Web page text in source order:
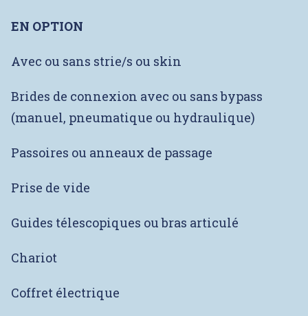
EN OPTION
Avec ou sans strie/s ou skin
Brides de connexion avec ou sans bypass
(manuel, pneumatique ou hydraulique)
Passoires ou anneaux de passage
Prise de vide
Guides télescopiques ou bras articulé
Chariot
Coffret électrique